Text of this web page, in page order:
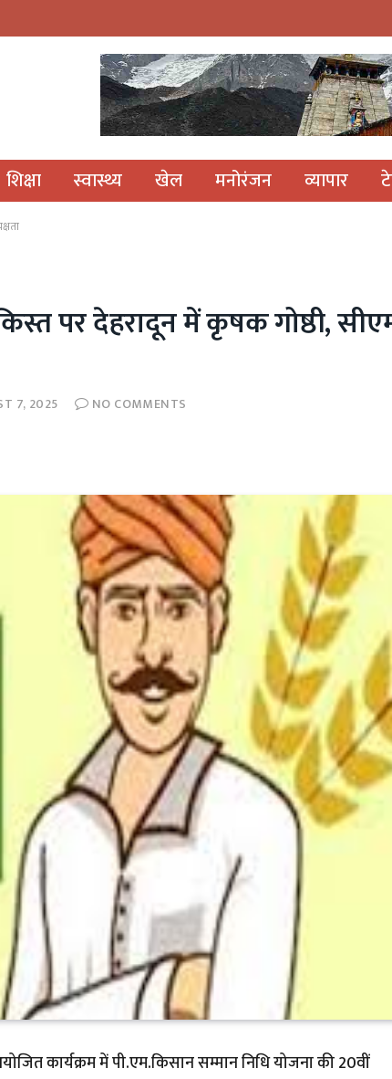
शिक्षा स्वास्थ्य खेल मनोरंजन व्यापार
पर देहरादून में कृषक गोष्ठी,
7, 2025 NO COMMENTS
कार्यक्रम में पी.एम.किसान सम्मान निधि योजना की 20वीं